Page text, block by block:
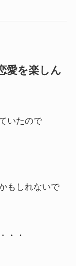
愛を楽しん
いたので
もしれないで
・・